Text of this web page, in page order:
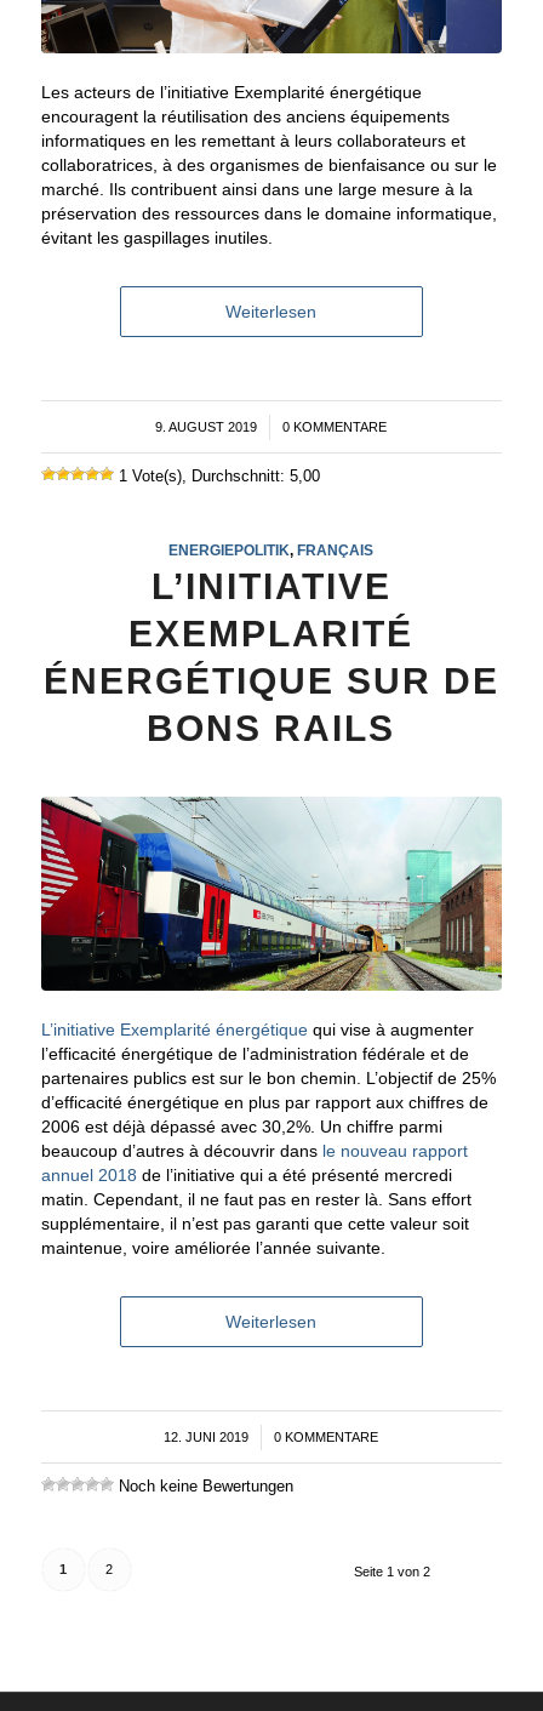
Les acteurs de l’initiative Exemplarité énergétique
encouragent la réutilisation des anciens équipements
informatiques en les remettant à leurs collaborateurs et
collaboratrices, à des organismes de bienfaisance ou sur le
marché. Ils contribuent ainsi dans une large mesure à la
préservation des ressources dans le domaine informatique,
évitant les gaspillages inutiles.
Weiterlesen
9. AUGUST 2019
/ 0 KOMMENTARE
1 Vote(s), Durchschnitt: 5,00
ENERGIEPOLITIK,FRANÇAIS
L’INITIATIVE
EXEMPLARITÉ
ÉNERGÉTIQUE SUR DE
BONS RAILS
L’initiative Exemplarité énergétiquequi vise à augmenter
l’efficacité énergétique de l’administration fédérale et de
partenaires publics est sur le bon chemin. L’objectif de 25%
d’efficacité énergétique en plus par rapport aux chiffres de
2006 est déjà dépassé avec 30,2%. Un chiffre parmi
beaucoup d’autres à découvrir dans le nouveau rapport
annuel 2018 de l’initiative qui a été présenté mercredi
matin. Cependant, il ne faut pas en rester là. Sans effort
supplémentaire, il n’est pas garanti que cette valeur soit
maintenue, voire améliorée l’année suivante.
Weiterlesen
12. JUNI 2019
/ 0 KOMMENTARE
Noch keine Bewertungen
Seite 1 von 2
1 2